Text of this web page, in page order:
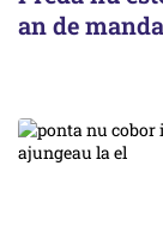
an de